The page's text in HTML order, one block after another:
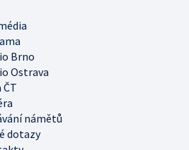
Brno
Ostrava
ČT
námětů
dotazy